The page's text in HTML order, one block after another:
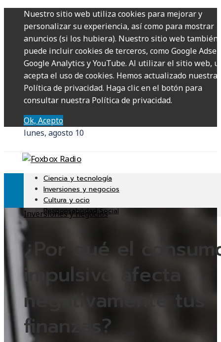
Nuestro sitio web utiliza cookies para mejorar y
personalizar su experiencia, así como para mostrar
anuncios (si los hubiera). Nuestro sitio web también
puede incluir cookies de terceros, como Google
Google Analytics y YouTube. Al utilizar el sitio web,
acepta el uso de cookies. Hemos actualizado nuestra
Política de privacidad. Haga clic en el botón para
consultar nuestra Política de privacidad.
Ok, Acepto
lunes, agosto 10
Ciencia y tecnología
Inversiones y negocios
Cultura y ocio
Responsabilidad Social
Inversiones y negocios
¿Por qué el
impulsivo afecta
negativamente tus
finanzas?